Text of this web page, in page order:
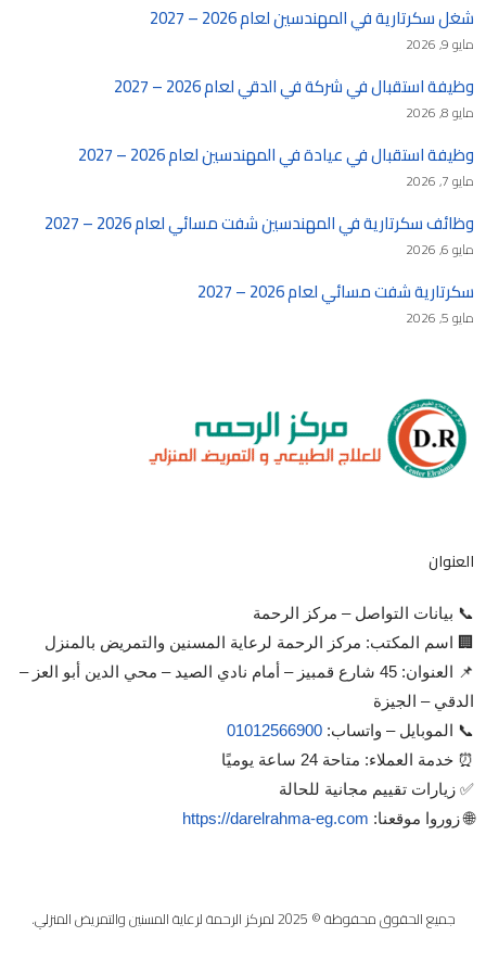
شغل سكرتارية في المهندسين لعام 2026 – 2027
مايو 9, 2026
وظيفة استقبال في شركة في الدقي لعام 2026 – 2027
مايو 8, 2026
وظيفة استقبال في عيادة في المهندسين لعام 2026 – 2027
مايو 7, 2026
وظائف سكرتارية في المهندسين شفت مسائي لعام 2026 – 2027
مايو 6, 2026
سكرتارية شفت مسائي لعام 2026 – 2027
مايو 5, 2026
العنوان
📞 بيانات التواصل – مركز الرحمة
🏢 اسم المكتب: مركز الرحمة لرعاية المسنين والتمريض بالمنزل
📌 العنوان: 45 شارع قمبيز – أمام نادي الصيد – محي الدين أبو العز –
الدقي – الجيزة
📞 الموبايل – واتساب:01012566900
⏰ خدمة العملاء: متاحة 24 ساعة يوميًا
✅ زيارات تقييم مجانية للحالة
🌐 زوروا موقعنا: https://darelrahma-eg.com
جميع الحقوق محفوظة © 2025 لمركز الرحمة لرعاية المسنين والتمريض المنزلي.